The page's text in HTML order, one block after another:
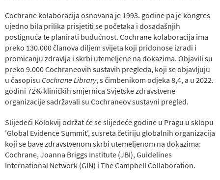
Cochrane kolaboracija osnovana je 1993. godine pa je kongres
ujedno bila prilika prisjetiti se početaka i dosadašnjih
postignuća te planirati budućnost. Cochrane kolaboracija ima
preko 130.000 članova diljem svijeta koji pridonose izradi i
promicanju zdravlja i skrbi utemeljene na dokazima. Objavili su
preko 9.000 Cochraneovih sustavih pregleda, koji se objavljuju
u časopisu Cochrane Library, s čimbenikom odjeka 8,4, a u 2022.
godini 72% kliničkih smjernica Svjetske zdravstvene
organizacije sadržavali su Cochraneov sustavni pregled.
Slijedeći Kolokvij održat će se slijedeće godine u Pragu u sklopu
'Global Evidence Summit', susreta četiriju globalnih organizacija
koji se bave zdravstvenom skrbi utemeljenom na dokazima:
Cochrane, Joanna Briggs Institute (JBI), Guidelines
International Network (GIN) i The Campbell Collaboration.